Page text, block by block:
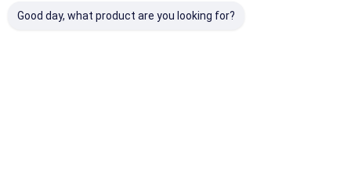
Good day, what product are you looking for?